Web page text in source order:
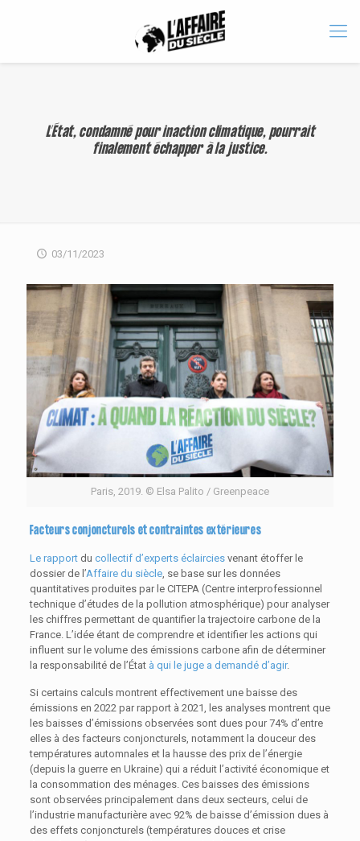
L’État, condamné pour inaction climatique, pourrait
finalement échapper à la justice.
03/11/2023
Paris, 2019. © Elsa Palito / Greenpeace
Facteurs conjoncturels et contraintes extérieures
Le rapportdu collectif d’experts éclairciesvenant étoffer le
dossier de l’Affaire du siècle, se base sur les données
quantitatives produites par le CITEPA (Centre interprofessionnel
technique d’études de la pollution atmosphérique) pour analyser
les chiffres permettant de quantifier la trajectoire carbone de la
France. L’idée étant de comprendre et identifier les actions qui
influent sur le volume des émissions carbone afin de déterminer
la responsabilité de l’État à qui le juge a demandé d’agir.
Si certains calculs montrent effectivement une baisse des
émissions en 2022 par rapport à 2021, les analyses montrent que
les baisses d’émissions observées sont dues pour 74% d’entre
elles à des facteurs conjoncturels, notamment la douceur des
températures automnales et la hausse des prix de l’énergie
(depuis la guerre en Ukraine) qui a réduit l’activité économique et
la consommation des ménages. Ces baisses des émissions
sont observées principalement dans deux secteurs, celui de
l’industrie manufacturière avec 92% de baisse d’émission dues à
des effets conjoncturels (températures douces et crise